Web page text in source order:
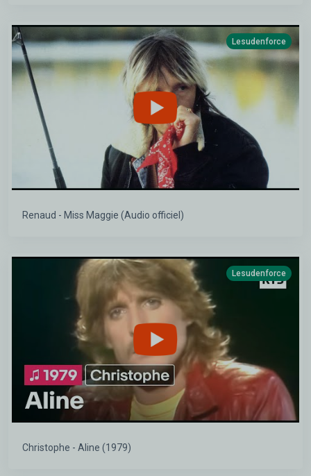
Lesudenforce
Renaud - Miss Maggie (Audio officiel)
Lesudenforce
Christophe - Aline (1979)